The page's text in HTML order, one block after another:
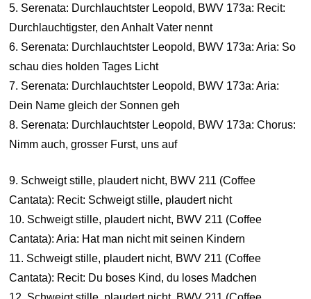
5. Serenata: Durchlauchtster Leopold, BWV 173a: Recit:
Durchlauchtigster, den Anhalt Vater nennt
6. Serenata: Durchlauchtster Leopold, BWV 173a: Aria: So
schau dies holden Tages Licht
7. Serenata: Durchlauchtster Leopold, BWV 173a: Aria:
Dein Name gleich der Sonnen geh
8. Serenata: Durchlauchtster Leopold, BWV 173a: Chorus:
Nimm auch, grosser Furst, uns auf
9. Schweigt stille, plaudert nicht, BWV 211 (Coffee
Cantata): Recit: Schweigt stille, plaudert nicht
10. Schweigt stille, plaudert nicht, BWV 211 (Coffee
Cantata): Aria: Hat man nicht mit seinen Kindern
11. Schweigt stille, plaudert nicht, BWV 211 (Coffee
Cantata): Recit: Du boses Kind, du loses Madchen